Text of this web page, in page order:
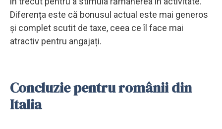
Diferența este că bonusul actual este mai generos
și complet scutit de taxe, ceea ce îl face mai
atractiv pentru angajați.
Concluzie pentru românii din
Italia